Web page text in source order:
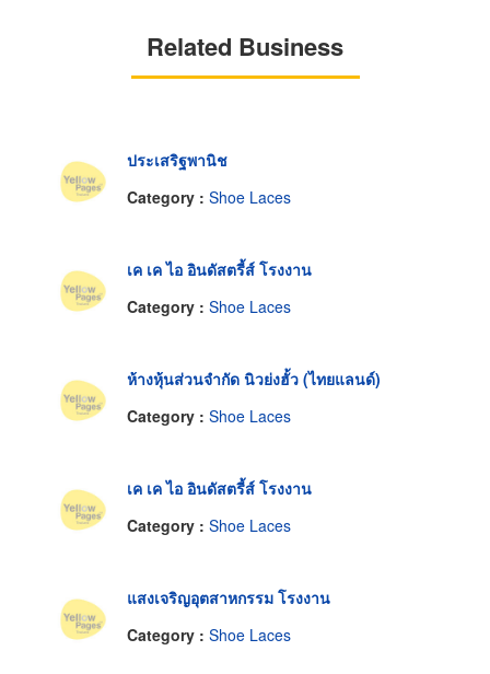
Related Business
ประเสริฐพานิช
Category : Shoe Laces
เค เค ไอ อินดัสตรี้ส์ โรงงาน
Category : Shoe Laces
ห้างหุ้นส่วนจำกัด นิวย่งฮั้ว (ไทยแลนด์)
Category : Shoe Laces
เค เค ไอ อินดัสตรี้ส์ โรงงาน
Category : Shoe Laces
แสงเจริญอุตสาหกรรม โรงงาน
Category : Shoe Laces